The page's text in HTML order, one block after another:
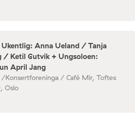
Ukentlig: Anna Ueland / Tanja
/ Ketil Gutvik + Ungsoloen:
April Jang
/Konsertforeninga / Café Mir, Toftes
Oslo